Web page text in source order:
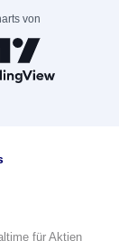
von
für Aktien